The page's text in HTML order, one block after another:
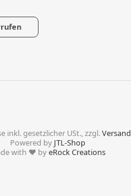
inkl. gesetzlicher USt., zzgl.Versand
Powered by JTL-Shop
with ♥ byeRock Creations